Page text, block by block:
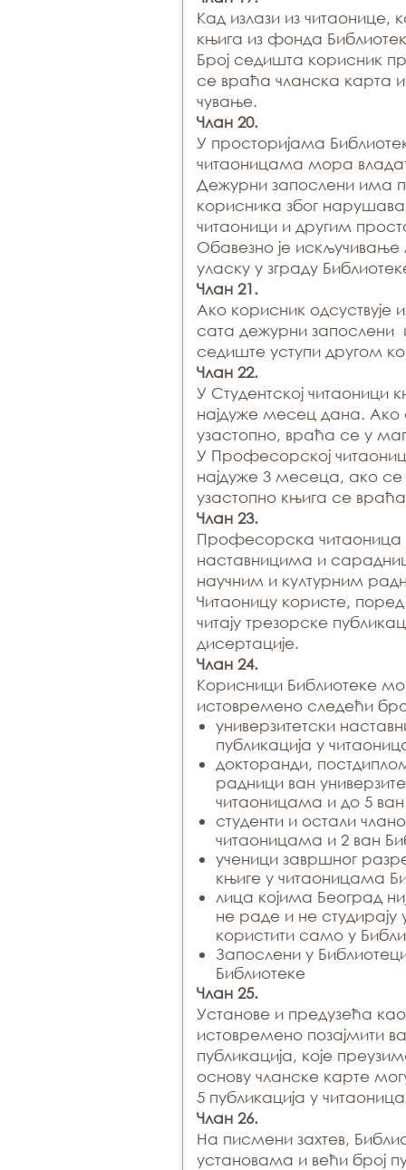
Кад излази из читаонице,
књига из фонда
Број седишта корисник
се враћа чланска карта
чување.
Члан 20.
У просторијама
читаоницама мора
Дежурни запослени има
корисника због
читаоници и другим
Обавезно је
уласку у зграду
Члан 21.
Ако корисник одсуствује
сата дежурни
седиште уступи другом
Члан 22.
У Студентској
најдуже месец дана. Ако
узастопно, враћа се у
У Професорској
најдуже 3 месеца, ако
узастопно књига се
Члан 23.
Професорска
наставницима и
научним и културним
Читаоницу користе,
читају трезорске
дисертације.
Члан 24.
Корисници Библиотеке
истовремено следећи
универзитетски
публикација у
докторанди,
радници ван
читаоницама и до 5
студенти и остали
читаоницама и 2 ван
ученици завршног
књиге у читаоницама
лица којима Београд
не раде и не
користити само у
Запослени у
Библиотеке
Члан 25.
Установе и предузећа
истовремено позајмити
публикација, које
основу чланске карте
5 публикација у
Члан 26.
На писмени захтев,
установама и већи број